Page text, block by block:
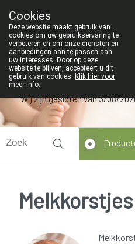
09 228 32
Wij zijn gesloten van 3/08/
Melkkorstjes
Cookies
Deze website maakt gebruik van
cookies om uw gebruikservaring te
verbeteren en om onze diensten en
aanbiedingen aan te passen aan
uw interesses. Door op deze
website te blijven, accepteert u dit
gebruik van cookies. Klik hier voor
meer info.